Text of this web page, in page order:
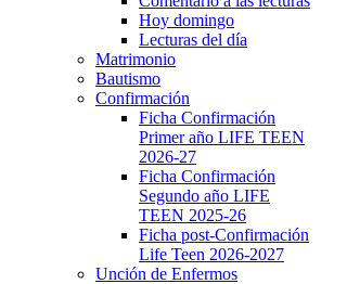
Hoy domingo
Lecturas del día
Matrimonio
Bautismo
Confirmación
Ficha Confirmación
Primer año LIFE TEEN
2026-27
Ficha Confirmación
Segundo año LIFE
TEEN 2025-26
Ficha post-Confirmación
Life Teen 2026-2027
Unción de Enfermos